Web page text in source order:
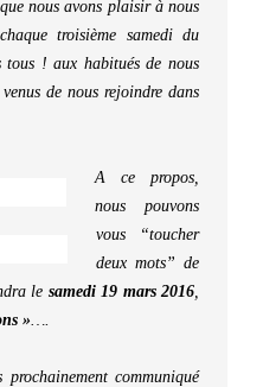
nous avons plaisir à nous
troisième samedi du
! aux habitués de nous
de nous rejoindre dans
A ce propos,
nous pouvons
vous “toucher
deux mots” de
le samedi 19 mars 2016,
»….
communiqué